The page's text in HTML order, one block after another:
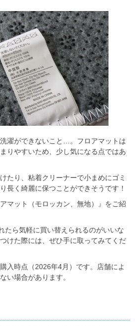
濯ができないこと…。フロアマットは
りやすいため、少し気になる点ではあ
たり、粘着クリーナーで小まめにゴミ
長く綺麗に保つことができそうです！
マット（モロッカン、無地）』をご紹
たら気軽に買い替えられるのがいいな
けた際には、ぜひ手に取ってみてくだ
入時点（2026年4月）です。店舗によ
い場合があります。